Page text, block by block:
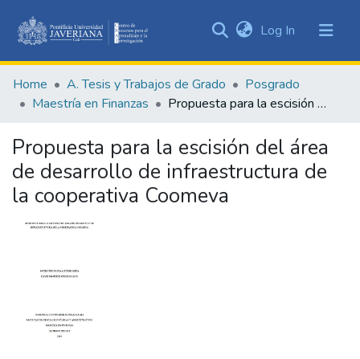
&
Collections
Statistics
Log In (current)
Home A. Tesis y Trabajos de Grado
Posgrado
Maestría en Finanzas
Propuesta para la escisión del área de desarrollo de infraestructura de la cooperativa Coomeva
Propuesta para la escisión del área
de desarrollo de infraestructura de
la cooperativa Coomeva